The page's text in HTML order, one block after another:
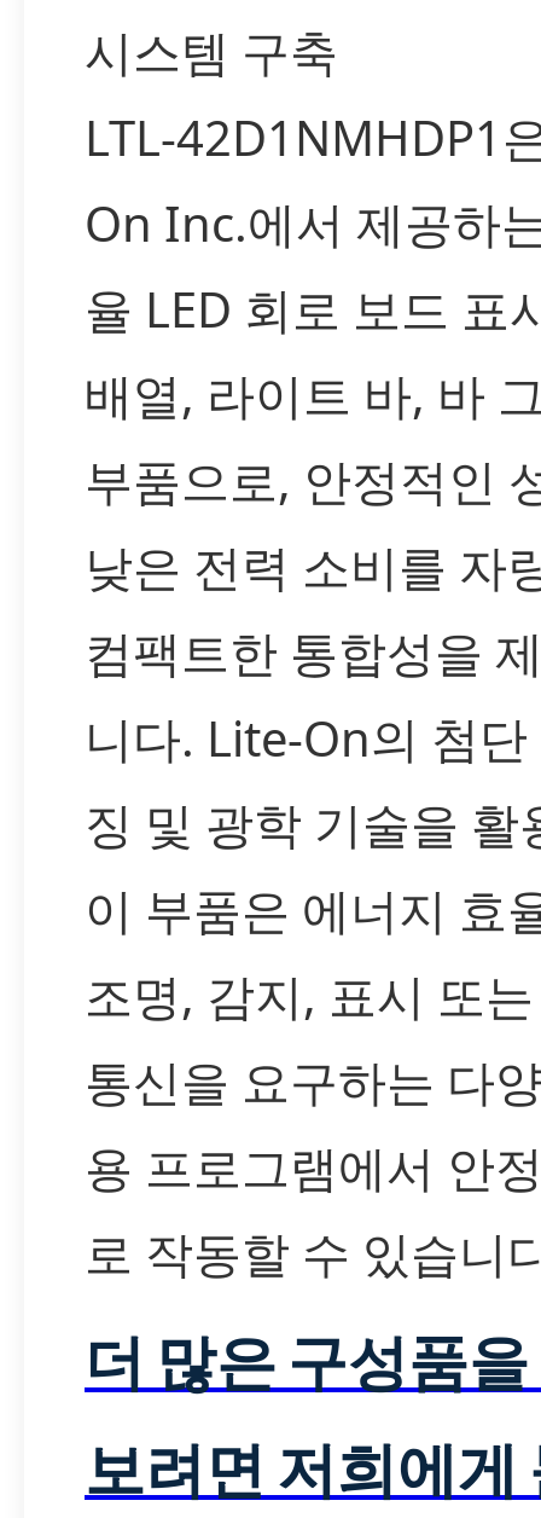
시스템 구축
LTL-42D1NMHDP1
On Inc.에서 제공하
율 LED 회로 보드 표
배열, 라이트 바, 바
부품으로, 안정적인
낮은 전력 소비를 자
컴팩트한 통합성을
니다. Lite-On의 첨
징 및 광학 기술을 활
이 부품은 에너지 효
조명, 감지, 표시 또
통신을 요구하는 다
용 프로그램에서 안
로 작동할 수 있습니
더 많은 구성품
보려면 저희에게